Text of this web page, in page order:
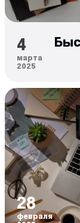
4
марта
2025
28
февраля